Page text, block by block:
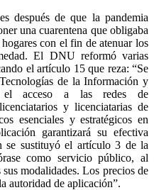
después de que la pandemia
una cuarentena que obligaba
con el fin de atenuar los
El DNU reformó varias
el artículo 15 que reza: “Se
de la Información y
el acceso a las redes de
y licenciatarias de
esenciales y estratégicos en
garantizará su efectiva
se sustituyó el artículo 3 de la
como servicio público, al
modalidades. Los precios de
autoridad de aplicación”.